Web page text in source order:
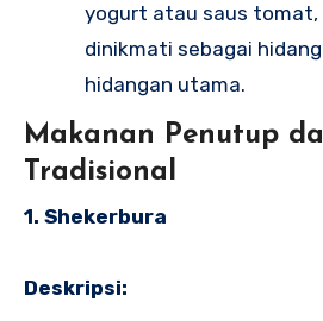
yogurt atau saus tomat,
dinikmati sebagai
hidangan utama.
Makanan Penutup
Tradisional
1. Shekerbura
Deskripsi: